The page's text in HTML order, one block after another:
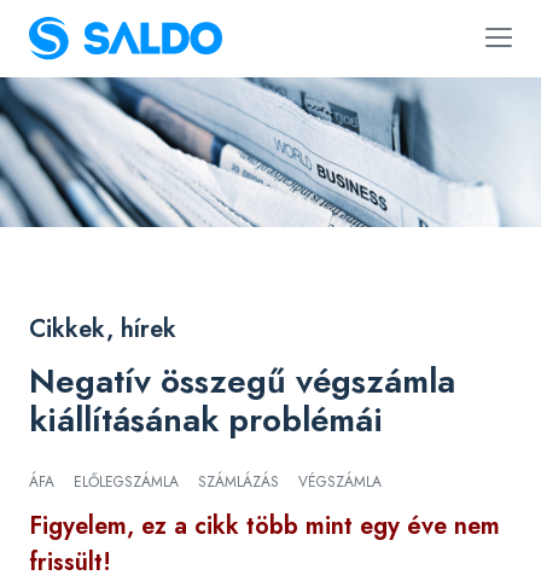
Cikkek, hírek
Negatív összegű végszámla
kiállításának problémái
ÁFA ELŐLEGSZÁMLA SZÁMLÁZÁS VÉGSZÁMLA
Figyelem, ez a cikk több mint egy éve nem
frissült!